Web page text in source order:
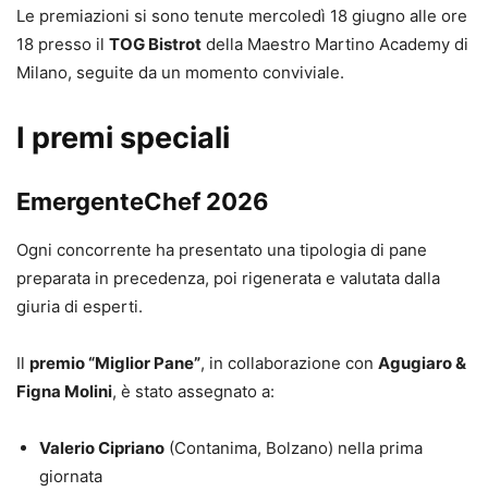
Le premiazioni si sono tenute mercoledì 18 giugno alle ore
18 presso il TOG Bistrot della Maestro Martino Academy di
Milano, seguite da un momento conviviale.
I premi speciali
EmergenteChef 2026
Ogni concorrente ha presentato una tipologia di pane
preparata in precedenza, poi rigenerata e valutata dalla
giuria di esperti.
Il premio “Miglior Pane”, in collaborazione con Agugiaro &
Figna Molini, è stato assegnato a:
Valerio Cipriano (Contanima, Bolzano) nella prima
giornata